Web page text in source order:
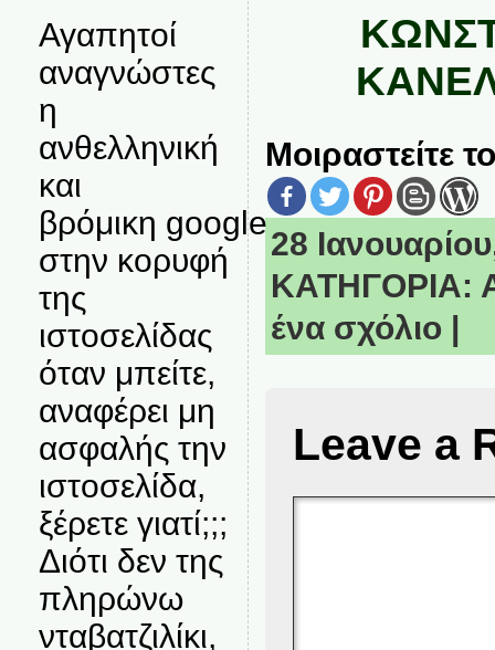
Αγαπητοί
αναγνώστες
η
ανθελληνική
και
βρόμικη google
στην κορυφή
της
ιστοσελίδας
όταν μπείτε,
αναφέρει μη
ασφαλής την
ιστοσελίδα,
ξέρετε γιατί;;;
Διότι δεν της
πληρώνω
νταβατζιλίκι,
Μοιραστείτε
28
ΚΑΤΗΓΟΡΙΑ:
ένα σχόλιο |
Leave a